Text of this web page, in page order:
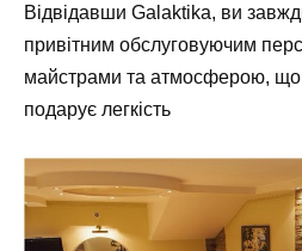
Відвідавши Galaktika, ви
привітним обслуговуючим
майстрами та атмосферою, що
подарує легкість